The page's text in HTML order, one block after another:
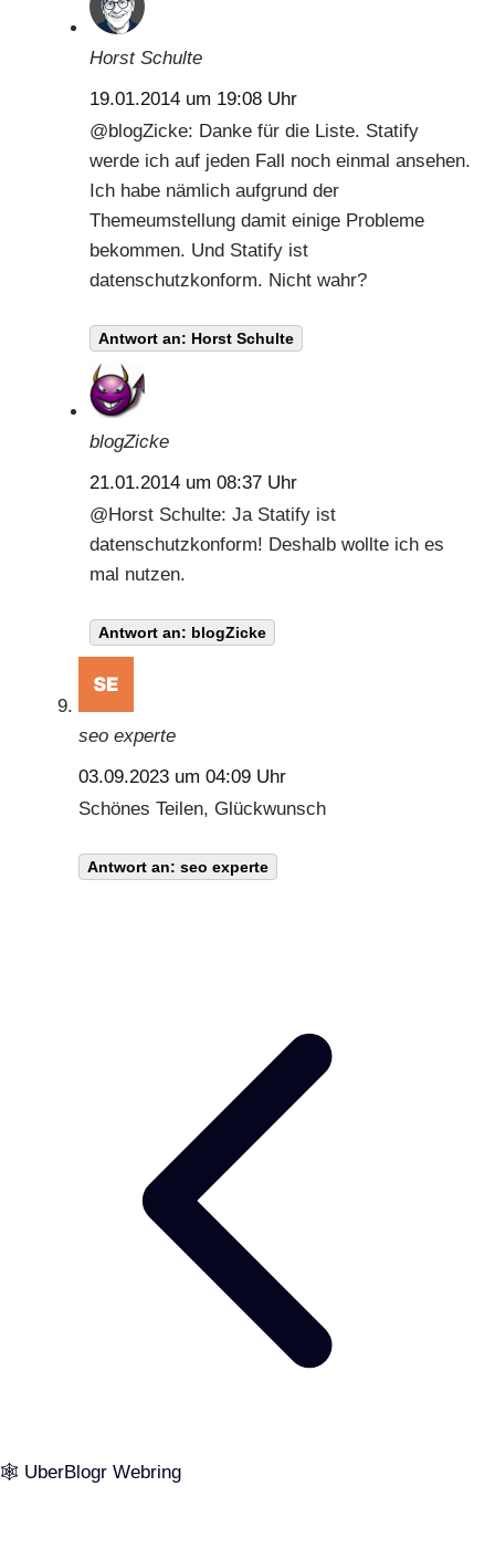
Horst Schulte
19.01.2014 um 19:08 Uhr
@blogZicke: Danke für die Liste. Statify
werde ich auf jeden Fall noch einmal ansehen.
Ich habe nämlich aufgrund der
Themeumstellung damit einige Probleme
bekommen. Und Statify ist
datenschutzkonform. Nicht wahr?
Antwort an: Horst Schulte
blogZicke
21.01.2014 um 08:37 Uhr
@Horst Schulte: Ja Statify ist
datenschutzkonform! Deshalb wollte ich es
mal nutzen.
Antwort an: blogZicke
seo experte
03.09.2023 um 04:09 Uhr
Schönes Teilen, Glückwunsch
Antwort an: seo experte
🕸️ UberBlogr Webring